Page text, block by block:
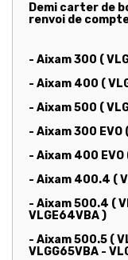
Demi carter de
renvoi de
- Aixam 300 (
- Aixam 400 (
- Aixam 500 (
- Aixam 300 EVO
- Aixam 400 EVO
- Aixam 400.4 (
- Aixam 500.4 (
VLGE64VBA )
- Aixam 500.5 (
VLGG65VBA -